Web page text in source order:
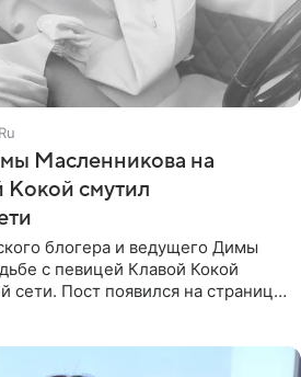
Масленникова на
Кокой смутил
блогера и ведущего Димы
с певицей Клавой Кокой
сети. Пост появился на странице